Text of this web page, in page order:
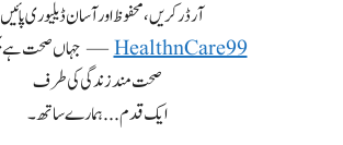
آرڈر کریں، محفوظ اور آسان ڈیلیوری
HealthnCare99— جہاں صحت ہے
صحت مند زندگی کی طرف
ایک قدم... ہمارے ساتھ۔